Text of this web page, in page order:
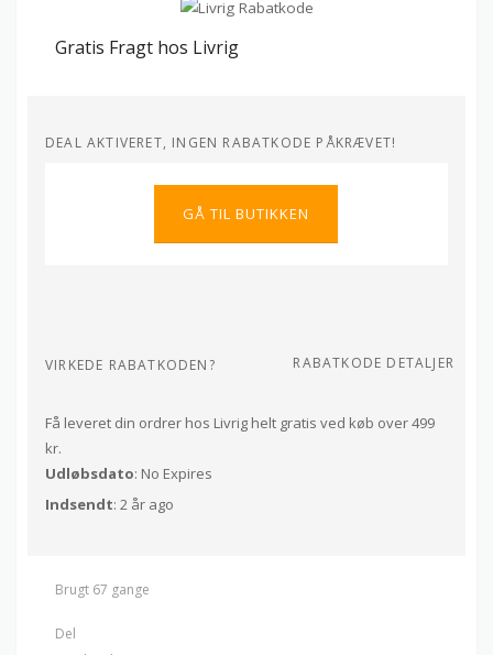
Gratis Fragt hos Livrig
DEAL AKTIVERET, INGEN RABATKODE PÅKRÆVET!
GÅ TIL BUTIKKEN
VIRKEDE RABATKODEN? RABATKODE DETALJER
Få leveret din ordrer hos Livrig helt gratis ved køb over 499
kr.
Udløbsdato: No Expires
Indsendt: 2 år ago
Brugt 67 gange
Del